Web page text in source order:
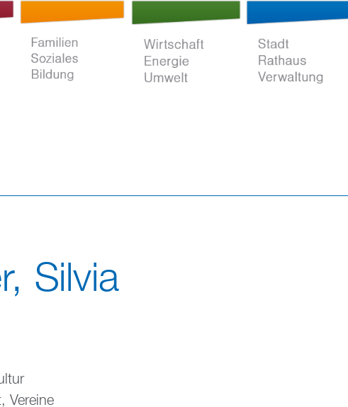
Inhalt
Silvia
Vereine